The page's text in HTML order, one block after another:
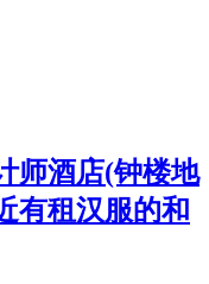
师酒店(钟楼地
有租汉服的和